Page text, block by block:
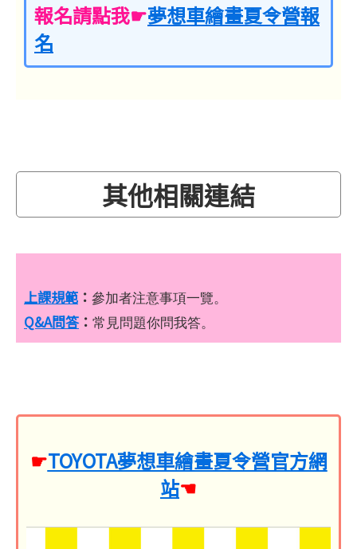
報名請點我☛夢想車繪畫夏令營報
名
其他相關連結
上課規範 ： 參加者注意事項一覽。
Q&A問答： 常見問題你問我答。
☛TOYOTA夢想車繪畫夏令營官方網
站☚